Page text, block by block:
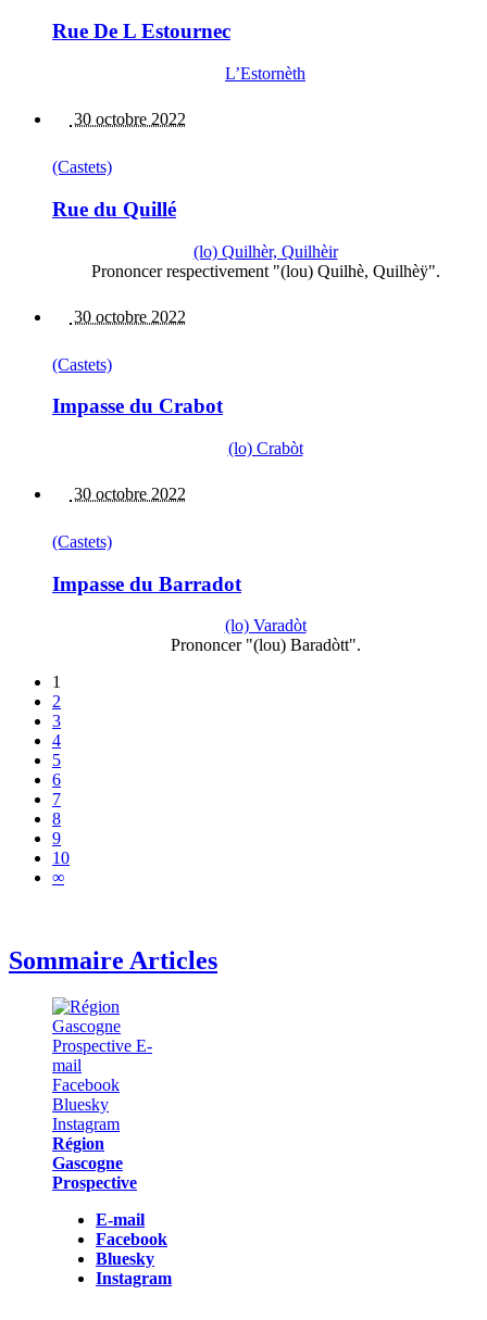
Rue De L Estournec
L’Estornèth
30 octobre 2022
(Castets)
Rue du Quillé
(lo) Quilhèr, Quilhèir
Prononcer respectivement "(lou) Quilhè, Quilhèÿ".
30 octobre 2022
(Castets)
Impasse du Crabot
(lo) Crabòt
30 octobre 2022
(Castets)
Impasse du Barradot
(lo) Varadòt
Prononcer "(lou) Baradòtt".
1
2
3
4
5
6
7
8
9
10
∞
Sommaire Articles
Région
Gascogne
Prospective
E-mail
Facebook
Bluesky
Instagram